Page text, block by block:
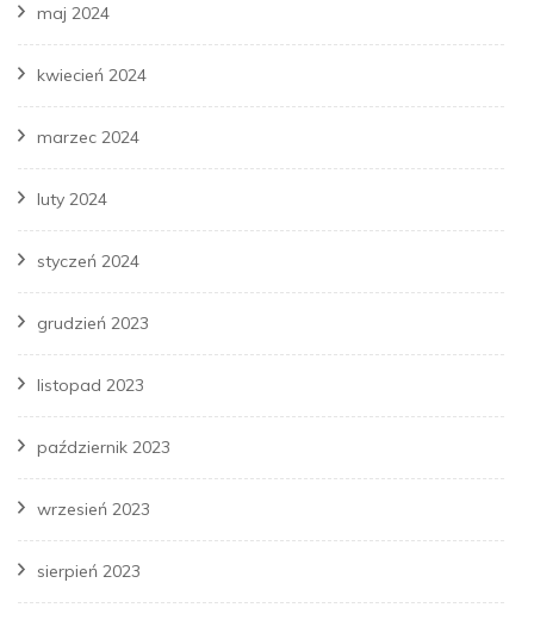
maj 2024
kwiecień 2024
marzec 2024
luty 2024
styczeń 2024
grudzień 2023
listopad 2023
październik 2023
wrzesień 2023
sierpień 2023